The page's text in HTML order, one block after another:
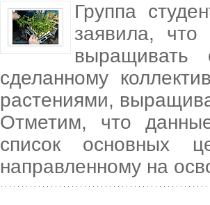
Группа
заявила,
выращивать
сделанному
растениями,
Отметим, что
список основных
направленному на